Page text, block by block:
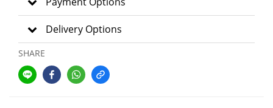
Delivery Options
SHARE